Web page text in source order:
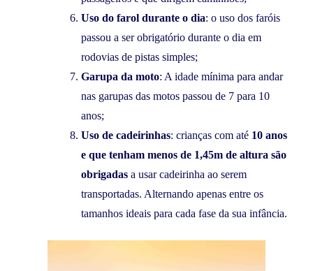
Uso do farol durante o dia: o uso dos faróis
passou a ser obrigatório durante o dia em
rodovias de pistas simples;
Garupa da moto: A idade mínima para andar
nas garupas das motos passou de 7 para 10
anos;
Uso de cadeirinhas: crianças com até 10 anos
e que tenham menos de 1,45m de altura são
obrigadas a usar cadeirinha ao serem
transportadas. Alternando apenas entre os
tamanhos ideais para cada fase da sua infância.